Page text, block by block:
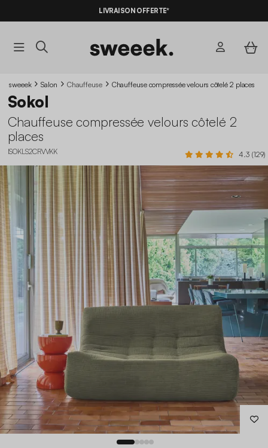
BONS PLANS* AVEC LECODE SUMMER10
LIVRAISON OFFERTE*
sweeek Salon Chauffeuse Chauffeuse compressée velours côtelé 2 places
Sokol
Chauffeuse compressée velours côtelé 2
places
ISOKLS2CRVVKK 4.3 (129)